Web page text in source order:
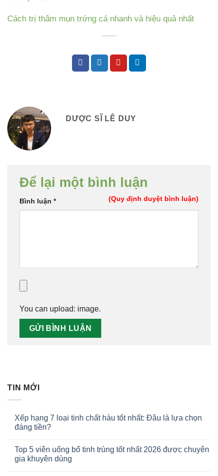
TIN MỚI
Xếp hạng 7 loại tinh chất hàu tốt nhất: Đâu là lựa chọn
đáng tiền?
Top 5 viên uống bổ tinh trùng tốt nhất 2026 được chuyên
gia khuyên dùng
Cách trị thâm mụn trứng cá nhanh và hiệu quả nhất
DƯỢC SĨ LÊ DUY
Để lại một bình luận
(Quy định duyệt bình luận)
Bình luận *
You can upload: image.